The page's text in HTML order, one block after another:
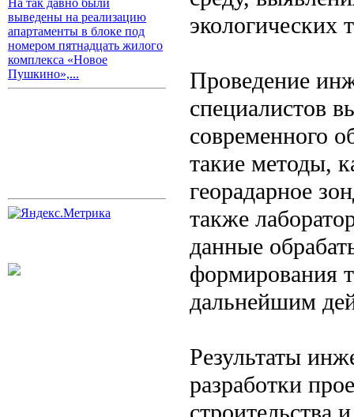
На так давно были
выведены на реализацию
апартаменты в блоке под
номером пятнадцать жилого
комплекса «Новое
Пушкино»,...
экологических
Проведение
специалистов
современного
такие методы,
георадарное
также
данные
формирования
дальнейшим
Результаты
разработки